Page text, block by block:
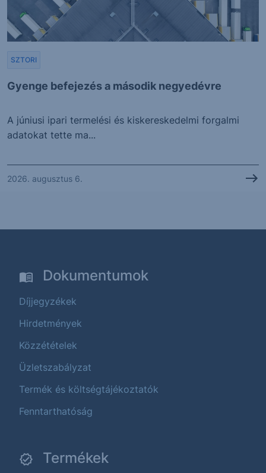
Gyenge befejezés a második negyedévre
SZTORI
A júniusi ipari termelési és kiskereskedelmi forgalmi
adatokat tette ma...
2026. augusztus 6.
Dokumentumok
Díjjegyzékek
Hirdetmények
Közzétételek
Üzletszabályzat
Termék és költségtájékoztatók
Fenntarthatóság
Termékek